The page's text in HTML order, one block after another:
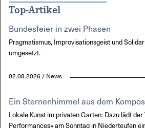
Top-Artikel
Bundesfeier in zwei Phasen
Pragmatismus, Improvisationsgeist und
umgesetzt.
02.08.2026 / News
Ein Sternenhimmel aus dem
Lokale Kunst im privaten Garten: Dazu lädt
Performances» am Sonntag in Niederteufen